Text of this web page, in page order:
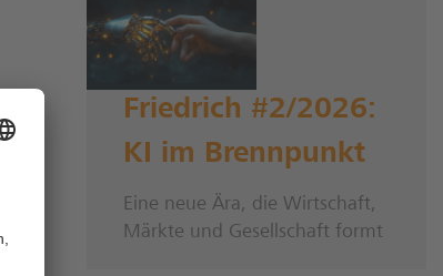
Friedrich #2/2026:
KI im Brennpunkt
Eine neue Ära, die Wirtschaft,
Märkte und Gesellschaft formt